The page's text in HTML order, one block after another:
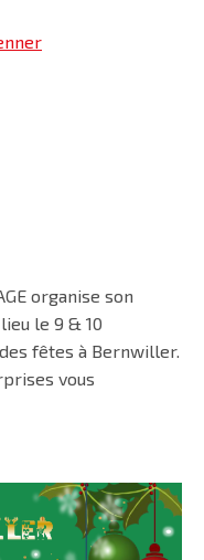
organise son
le 9 & 10
fêtes à Bernwiller.
vous